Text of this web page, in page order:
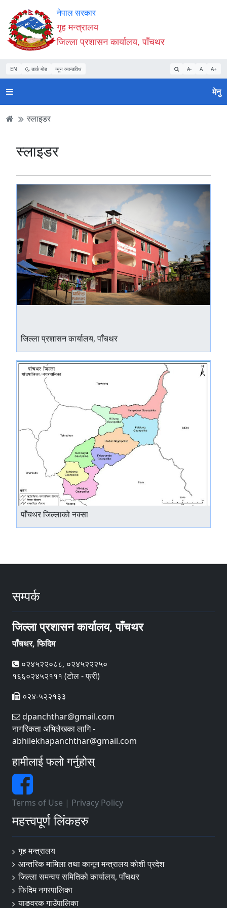
Accessibility
Mode
सुरु
गर्नुहोस्
सामाग्री
पढ्नुहाेस्
नेभिगेसन
पढ्नुहाेस्
वेबसाइट
खोजमा
जानुहोस्
नेपाल सरकार
गृह मन्त्रालय
जिल्ला प्रशासन कार्यालय, पाँचथर
EN डार्क मोड न्यून व्यान्डविथ A- A A+
मेनु
स्लाइडर
स्लाइडर
जिल्ला प्रशासन कार्यालय, पाँचथर
पाँचथर जिल्लाको नक्सा
सम्पर्क
जिल्ला प्रशासन कार्यालय, पाँचथर
पाँचथर, फिदिम
०२४५२२०८८, ०२४५२२२५०
१६६०२४५२१११ (टोल - फ्री)
०२४-५२२१३३
dpanchthar@gmail.com
नागरिकता अभिलेखका लागि -
abhilekhapanchthar@gmail.com
हामीलाई फलो गर्नुहोस्
Terms of Use | Privacy Policy
महत्त्वपूर्ण लिंकहरु
गृह मन्त्रालय
आन्तरिक मामिला तथा कानून मन्त्रालय कोशी प्रदेश
जिल्ला समन्वय समितिको कार्यालय, पाँचथर
फिदिम नगरपालिका
याङवरक गाउँपालिका